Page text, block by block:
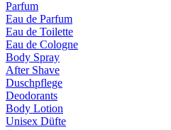
Parfum
Eau de Parfum
Eau de Toilette
Eau de Cologne
Body Spray
After Shave
Duschpflege
Deodorants
Body Lotion
Unisex Düfte